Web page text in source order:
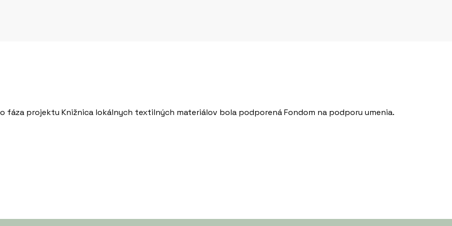
fáza projektu Knižnica lokálnych textilných materiálov bola podporená Fondom na podporu umenia.